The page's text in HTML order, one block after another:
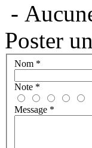
-
Poster
Nom *
Note *
Message *